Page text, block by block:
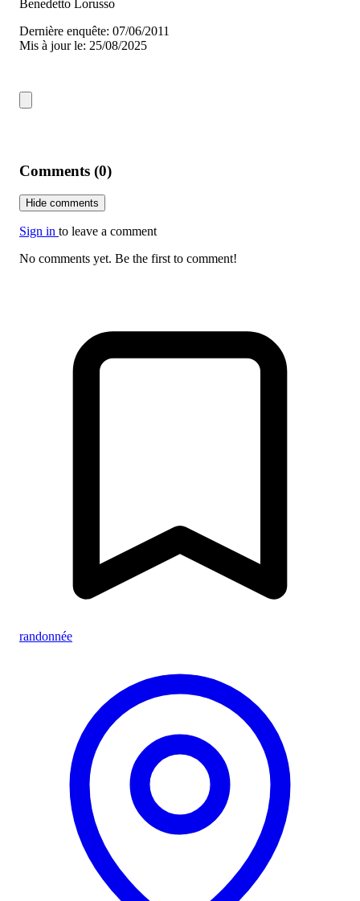
Benedetto Lorusso
Dernière enquête: 07/06/2011
Mis à jour le: 25/08/2025
Comments (0)
Hide comments
Sign in to leave a comment
No comments yet. Be the first to comment!
randonnée